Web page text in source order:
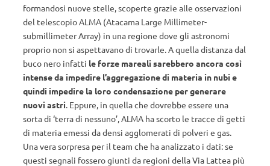
formandosi nuove stelle, scoperte grazie alle osservazioni
del telescopio ALMA (Atacama Large Millimeter-
submillimeter Array) in una regione dove gli astronomi
proprio non si aspettavano di trovarle. A quella distanza dal
buco nero infatti le forze mareali sarebbero ancora così
intense da impedire l’aggregazione di materia in nubi e
quindi impedire la loro condensazione per generare
nuovi astri. Eppure, in quella che dovrebbe essere una
sorta di ‘terra di nessuno’, ALMA ha scorto le tracce di getti
di materia emessi da densi agglomerati di polveri e gas.
Una vera sorpresa per il team che ha analizzato i dati: se
questi segnali fossero giunti da regioni della Via Lattea più